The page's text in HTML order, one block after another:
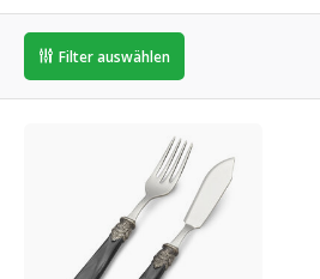
Filter auswählen